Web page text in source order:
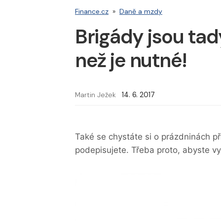
Finance.cz » Daně a mzdy
Brigády jsou
než je nutné!
Martin Ježek 14. 6. 2017
Také se chystáte si o prázdninách
podepisujete. Třeba proto, abyste